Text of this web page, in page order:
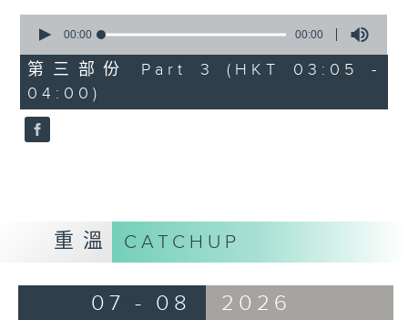
seconds
0
seconds
00:00 00:00
第三部份 Part 3 (HKT 03:05 -
04:00)
重溫 CATCHUP
07 - 08 2026